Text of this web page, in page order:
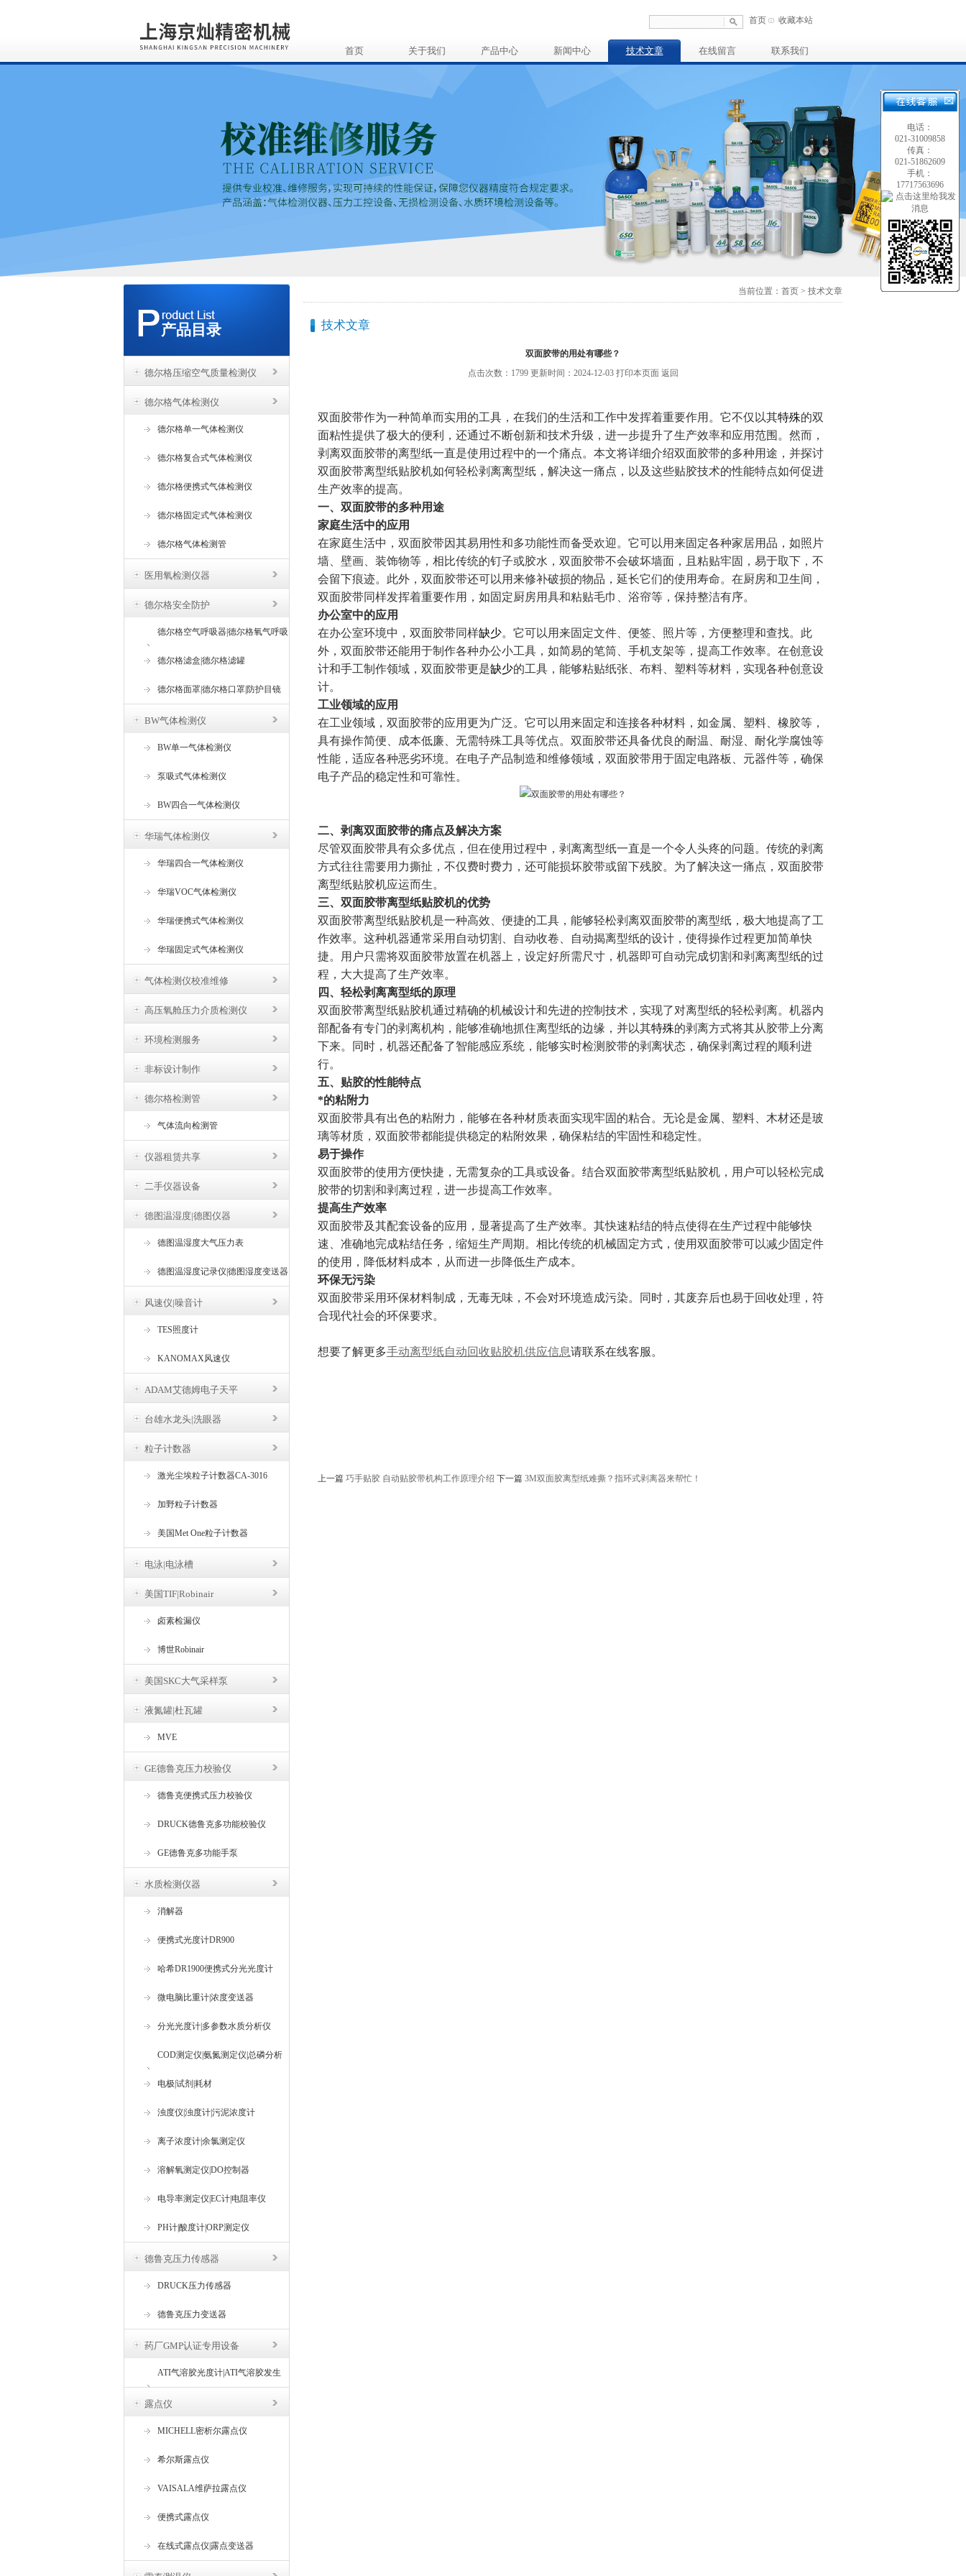
首页 收藏本站
首页 关于我们 产品中心 新闻中心 技术文章 在线留言 联系我们
产品目录
德尔格压缩空气质量检测仪
德尔格气体检测仪
德尔格单一气体检测仪
德尔格复合式气体检测仪
德尔格便携式气体检测仪
德尔格固定式气体检测仪
德尔格气体检测管
医用氧检测仪器
德尔格安全防护
德尔格空气呼吸器|德尔格氧气呼吸
器
德尔格滤盒|德尔格滤罐
德尔格面罩|德尔格口罩|防护目镜
BW气体检测仪
BW单一气体检测仪
泵吸式气体检测仪
BW四合一气体检测仪
华瑞气体检测仪
华瑞四合一气体检测仪
华瑞VOC气体检测仪
华瑞便携式气体检测仪
华瑞固定式气体检测仪
气体检测仪校准维修
高压氧舱压力介质检测仪
环境检测服务
非标设计制作
德尔格检测管
气体流向检测管
仪器租赁共享
二手仪器设备
德图温湿度|德图仪器
德图温湿度大气压力表
德图温湿度记录仪|德图湿度变送器
风速仪|噪音计
TES照度计
KANOMAX风速仪
ADAM艾德姆电子天平
台雄水龙头|洗眼器
粒子计数器
激光尘埃粒子计数器CA-3016
加野粒子计数器
美国Met One粒子计数器
电泳|电泳槽
美国TIF|Robinair
卤素检漏仪
博世Robinair
美国SKC大气采样泵
液氮罐|杜瓦罐
MVE
GE德鲁克压力校验仪
德鲁克便携式压力校验仪
DRUCK德鲁克多功能校验仪
GE德鲁克多功能手泵
水质检测仪器
消解器
便携式光度计DR900
哈希DR1900便携式分光光度计
微电脑比重计|浓度变送器
分光光度计|多参数水质分析仪
COD测定仪|氨氮测定仪|总磷分析
仪
电极|试剂|耗材
浊度仪|浊度计|污泥浓度计
离子浓度计|余氯测定仪
溶解氧测定仪|DO控制器
电导率测定仪|EC计|电阻率仪
PH计|酸度计|ORP测定仪
德鲁克压力传感器
DRUCK压力传感器
德鲁克压力变送器
药厂GMP认证专用设备
ATI气溶胶光度计|ATI气溶胶发生
器
露点仪
MICHELL密析尔露点仪
希尔斯露点仪
VAISALA维萨拉露点仪
便携式露点仪
在线式露点仪|露点变送器
当前位置：首页 > 技术文章
技术文章
双面胶带的用处有哪些？
点击次数：1799 更新时间：2024-12-03打印本页面 返回
双面胶带作为一种简单而实用的工具，在我们的生活和工作中发挥着重要作用。它不仅以其特殊的双
面粘性提供了极大的便利，还通过不断创新和技术升级，进一步提升了生产效率和应用范围。然而，
剥离双面胶带的离型纸一直是使用过程中的一个痛点。本文将详细介绍双面胶带的多种用途，并探讨
双面胶带离型纸贴胶机如何轻松剥离离型纸，解决这一痛点，以及这些贴胶技术的性能特点如何促进
生产效率的提高。
一、双面胶带的多种用途
家庭生活中的应用
在家庭生活中，双面胶带因其易用性和多功能性而备受欢迎。它可以用来固定各种家居用品，如照片
墙、壁画、装饰物等，相比传统的钉子或胶水，双面胶带不会破坏墙面，且粘贴牢固，易于取下，不
会留下痕迹。此外，双面胶带还可以用来修补破损的物品，延长它们的使用寿命。在厨房和卫生间，
双面胶带同样发挥着重要作用，如固定厨房用具和粘贴毛巾、浴帘等，保持整洁有序。
办公室中的应用
在办公室环境中，双面胶带同样缺少。它可以用来固定文件、便签、照片等，方便整理和查找。此
外，双面胶带还能用于制作各种办公小工具，如简易的笔筒、手机支架等，提高工作效率。在创意设
计和手工制作领域，双面胶带更是缺少的工具，能够粘贴纸张、布料、塑料等材料，实现各种创意设
计。
工业领域的应用
在工业领域，双面胶带的应用更为广泛。它可以用来固定和连接各种材料，如金属、塑料、橡胶等，
具有操作简便、成本低廉、无需特殊工具等优点。双面胶带还具备优良的耐温、耐湿、耐化学腐蚀等
性能，适应各种恶劣环境。在电子产品制造和维修领域，双面胶带用于固定电路板、元器件等，确保
电子产品的稳定性和可靠性。
二、剥离双面胶带的痛点及解决方案
尽管双面胶带具有众多优点，但在使用过程中，剥离离型纸一直是一个令人头疼的问题。传统的剥离
方式往往需要用力撕扯，不仅费时费力，还可能损坏胶带或留下残胶。为了解决这一痛点，双面胶带
离型纸贴胶机应运而生。
三、双面胶带离型纸贴胶机的优势
双面胶带离型纸贴胶机是一种高效、便捷的工具，能够轻松剥离双面胶带的离型纸，极大地提高了工
作效率。这种机器通常采用自动切割、自动收卷、自动揭离型纸的设计，使得操作过程更加简单快
捷。用户只需将双面胶带放置在机器上，设定好所需尺寸，机器即可自动完成切割和剥离离型纸的过
程，大大提高了生产效率。
四、轻松剥离离型纸的原理
双面胶带离型纸贴胶机通过精确的机械设计和先进的控制技术，实现了对离型纸的轻松剥离。机器内
部配备有专门的剥离机构，能够准确地抓住离型纸的边缘，并以其特殊的剥离方式将其从胶带上分离
下来。同时，机器还配备了智能感应系统，能够实时检测胶带的剥离状态，确保剥离过程的顺利进
行。
五、贴胶的性能特点
*的粘附力
双面胶带具有出色的粘附力，能够在各种材质表面实现牢固的粘合。无论是金属、塑料、木材还是玻
璃等材质，双面胶带都能提供稳定的粘附效果，确保粘结的牢固性和稳定性。
易于操作
双面胶带的使用方便快捷，无需复杂的工具或设备。结合双面胶带离型纸贴胶机，用户可以轻松完成
胶带的切割和剥离过程，进一步提高工作效率。
提高生产效率
双面胶带及其配套设备的应用，显著提高了生产效率。其快速粘结的特点使得在生产过程中能够快
速、准确地完成粘结任务，缩短生产周期。相比传统的机械固定方式，使用双面胶带可以减少固定件
的使用，降低材料成本，从而进一步降低生产成本。
环保无污染
双面胶带采用环保材料制成，无毒无味，不会对环境造成污染。同时，其废弃后也易于回收处理，符
合现代社会的环保要求。
想要了解更多手动离型纸自动回收贴胶机供应信息请联系在线客服。
上一篇 巧手贴胶 自动贴胶带机构工作原理介绍 下一篇 3M双面胶离型纸难撕？指环式剥离器来帮忙！
电话：
021-31009858
传真：
021-51862609
手机：
17717563696